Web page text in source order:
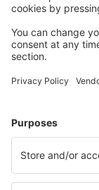
Hotels in
Hotels in Notre-